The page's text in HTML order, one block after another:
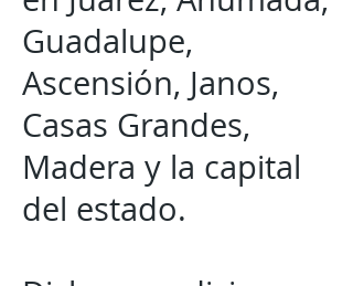
Guadalupe,
Ascensión, Janos,
Casas Grandes,
Madera y la capital
del estado.